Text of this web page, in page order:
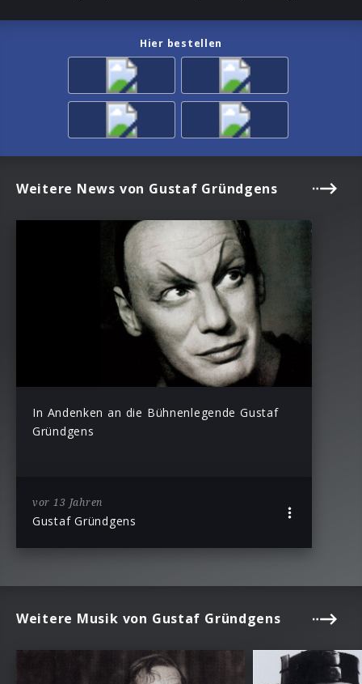
Hier bestellen
Weitere News von Gustaf Gründgens
In Andenken an die Bühnenlegende Gustaf
Gründgens
vor 13 Jahren
Gustaf Gründgens
Weitere Musik von Gustaf Gründgens